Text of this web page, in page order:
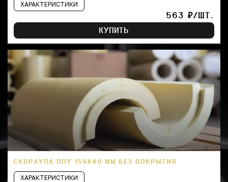
ХАРАКТЕРИСТИКИ
563 ₽/ШТ.
КУПИТЬ
СКОРЛУПА ППУ 159Х40 ММ БЕЗ ПОКРЫТИЯ
ХАРАКТЕРИСТИКИ